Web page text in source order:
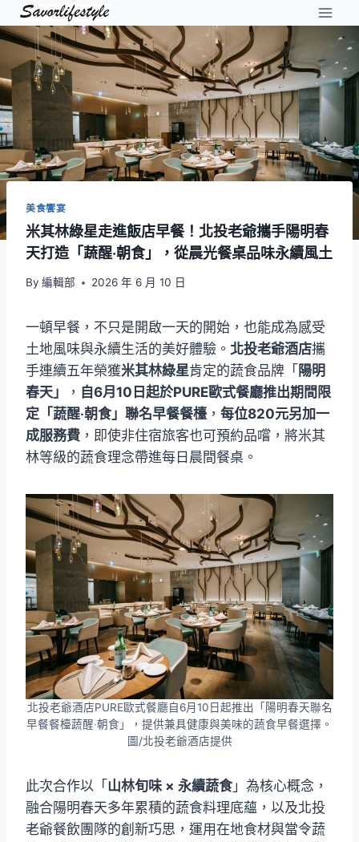
Skip
to
content
美食饗宴
米其林綠星走進飯店早餐！北投老爺攜手陽明春
天打造「蔬醒‧朝食」，從晨光餐桌品味永續風土
By 編輯部 2026 年 6 月 10 日
一頓早餐，不只是開啟一天的開始，也能成為感受
土地風味與永續生活的美好體驗。 北投老爺酒店攜
手連續五年榮獲米其林綠星肯定的蔬食品牌「 陽明
春天」
， 自6月10日起於PURE歐式餐廳推出期間限
定「蔬醒‧朝食」聯名早餐餐檯 ， 每位820元另加一
成服務費 ，即使非住宿旅客也可預約品嚐，將米其
林等級的蔬食理念帶進每日晨間餐桌。
北投老爺酒店PURE歐式餐廳自6月10日起推出「陽明春天聯名
早餐餐檯蔬醒‧朝食」，提供兼具健康與美味的蔬食早餐選擇。
圖/北投老爺酒店提供
此次合作以「 山林旬味 × 永續蔬食」為核心概念，
融合陽明春天多年累積的蔬食料理底蘊，以及北投
老爺餐飲團隊的創新巧思，運用在地食材與當令蔬